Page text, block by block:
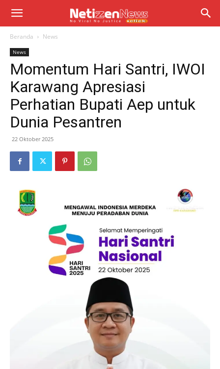
Beranda News
News
Momentum Hari Santri, IWOI
Karawang Apresiasi
Perhatian Bupati Aep untuk
Dunia Pesantren
22 Oktober 2025